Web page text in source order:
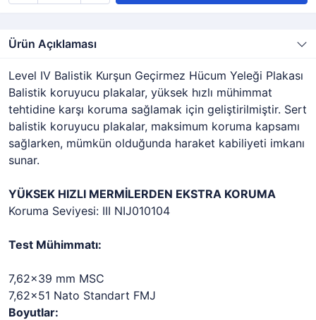
Ürün Açıklaması
Level IV Balistik Kurşun Geçirmez Hücum Yeleği Plakası
Balistik koruyucu plakalar, yüksek hızlı mühimmat
tehtidine karşı koruma sağlamak için geliştirilmiştir. Sert
balistik koruyucu plakalar, maksimum koruma kapsamı
sağlarken, mümkün olduğunda haraket kabiliyeti imkanı
sunar.
YÜKSEK HIZLI MERMİLERDEN EKSTRA KORUMA
Koruma Seviyesi: III NIJ010104
Test Mühimmatı:
7,62x39 mm MSC
7,62x51 Nato Standart FMJ
Boyutlar: